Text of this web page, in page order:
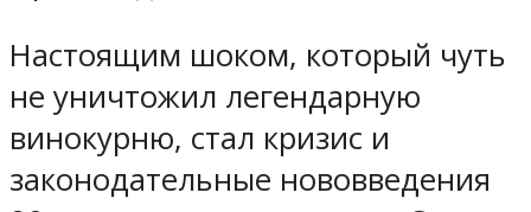
Настоящим шоком, который чуть
не уничтожил легендарную
винокурню, стал кризис и
законодательные нововведения